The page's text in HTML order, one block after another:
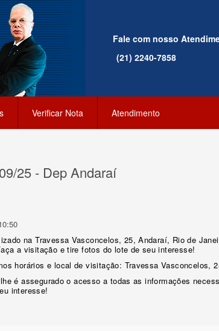
Fale com nosso
(21) 2240-7858
Verificar Nota Atendimento
25 - Dep Andaraí
na Travessa Vasconcelos, 25, Andaraí, Rio de
a visitação e tire fotos do lote de seu interesse!
horários e local de visitação: Travessa Vasconcelos,
é assegurado o acesso a todas as informações
interesse!